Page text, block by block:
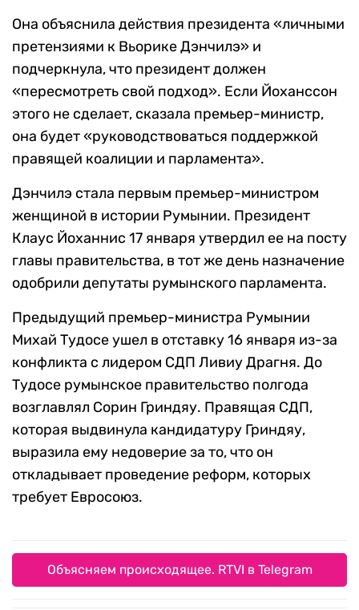
Она объяснила действия президента «личными
претензиями к Вьорике Дэнчилэ» и
подчеркнула, что президент должен
«пересмотреть свой подход». Если Йоханссон
этого не сделает, сказала премьер-министр,
она будет «руководствоваться поддержкой
правящей коалиции и парламента».
Дэнчилэ стала первым премьер-министром
женщиной в истории Румынии. Президент
Клаус Йоханнис 17 января утвердил ее на посту
главы правительства, в тот же день назначение
одобрили депутаты румынского парламента.
Предыдущий премьер-министра Румынии
Михай Тудосе ушел в отставку 16 января из-за
конфликта с лидером СДП Ливиу Драгня. До
Тудосе румынское правительство полгода
возглавлял Сорин Гриндяу. Правящая СДП,
которая выдвинула кандидатуру Гриндяу,
выразила ему недоверие за то, что он
откладывает проведение реформ, которых
требует Евросоюз.
Объясняем происходящее. RTVI в Telegram